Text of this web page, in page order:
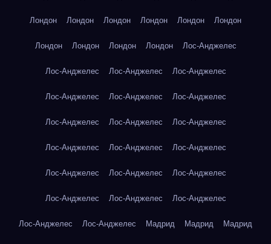
Лондон Лондон Лондон Лондон Лондон Лондон
Лондон Лондон Лондон Лондон Лос-Анджелес
Лос-Анджелес Лос-Анджелес Лос-Анджелес
Лос-Анджелес Лос-Анджелес Лос-Анджелес
Лос-Анджелес Лос-Анджелес Лос-Анджелес
Лос-Анджелес Лос-Анджелес Лос-Анджелес
Лос-Анджелес Лос-Анджелес Лос-Анджелес
Лос-Анджелес Лос-Анджелес Лос-Анджелес
Лос-Анджелес Лос-Анджелес Мадрид Мадрид Мадрид